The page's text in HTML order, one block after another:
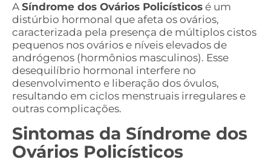
A Síndrome dos Ovários Policísticos é um
distúrbio hormonal que afeta os ovários,
caracterizada pela presença de múltiplos cistos
pequenos nos ovários e níveis elevados de
andrógenos (hormônios masculinos). Esse
desequilíbrio hormonal interfere no
desenvolvimento e liberação dos óvulos,
resultando em ciclos menstruais irregulares e
outras complicações.
Sintomas da Síndrome dos
Ovários Policísticos